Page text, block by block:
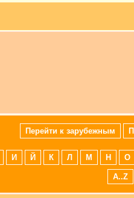
Перейти к зарубежным
И Й К Л М Н О
A..Z